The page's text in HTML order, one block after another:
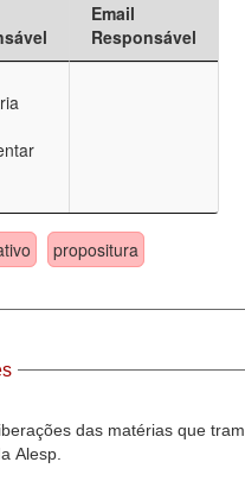
Email
Responsável
propositura
das matérias que
Alesp.